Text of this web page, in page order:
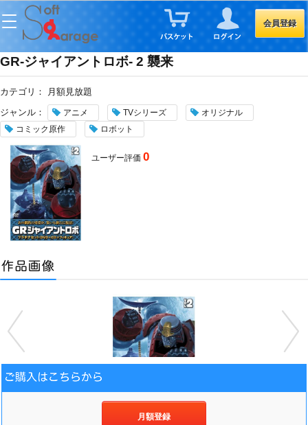
会員登録
GR-ジャイアントロボ- 2 襲来
カテゴリ：
月額見放題
ジャンル：
アニメ TVシリーズ
オリジナル
コミック原作
ロボット
ユーザー評価0
月額登録